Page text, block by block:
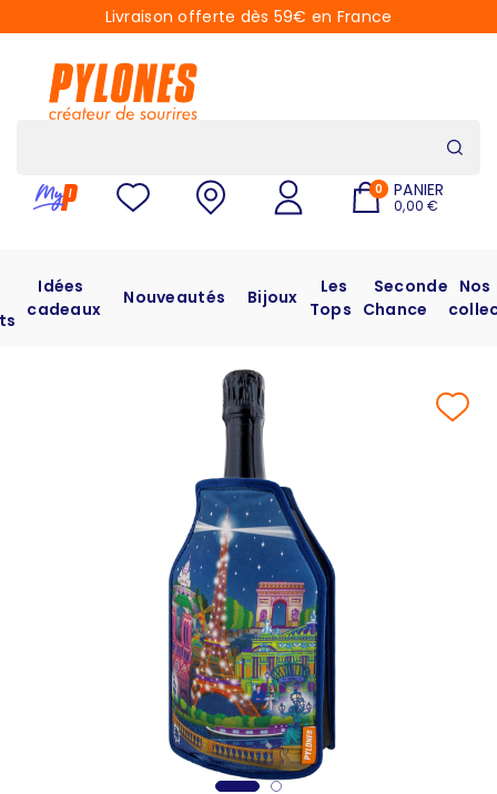
Livraison offerte dès 59€ en France
0 PANIER
0,00 €
Idées
cadeaux
Nouveautés Bijoux
Les
Tops
Seconde
Chance
Nos